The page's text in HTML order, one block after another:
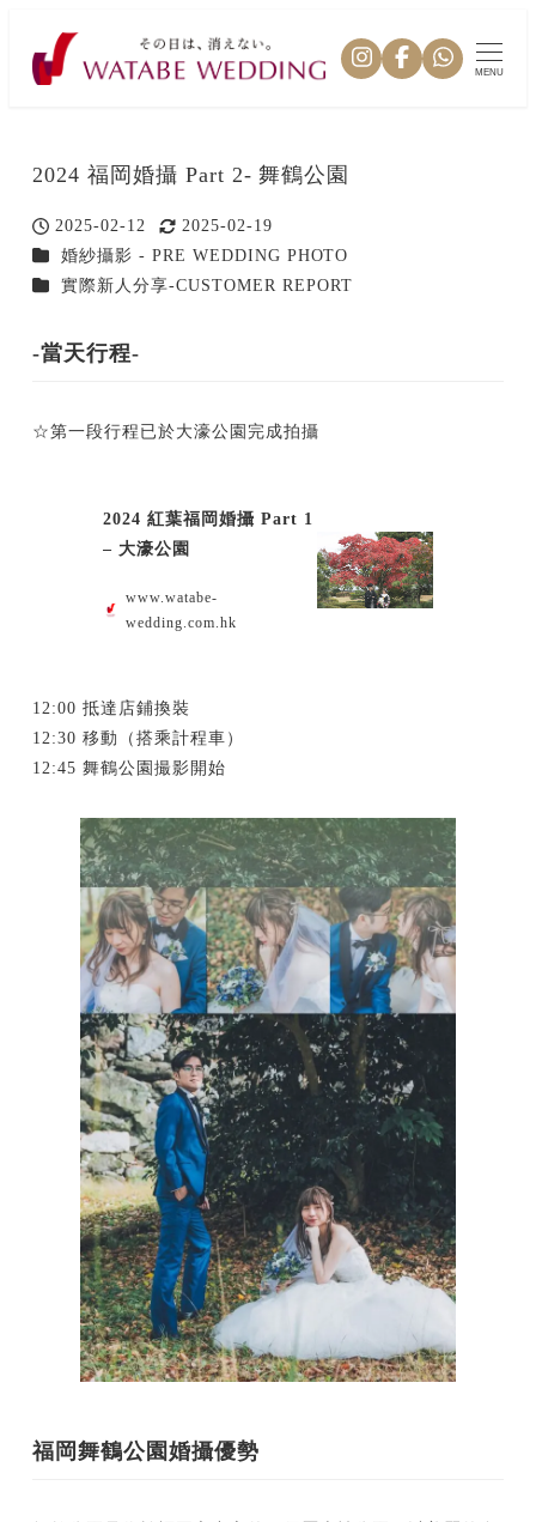
MENU
2024 福岡婚攝 Part 2- 舞鶴公園
投稿日
2025-02-12
更新日
2025-02-19
カテゴリー
婚紗攝影 - PRE WEDDING PHOTO
カテゴリー
實際新人分享-CUSTOMER REPORT
-當天行程-
☆第一段行程已於大濠公園完成拍攝
2024 紅葉福岡婚攝 Part 1
– 大濠公園
www.watabe-
wedding.com.hk
12:00 抵達店鋪換裝
12:30 移動（搭乘計程車）
12:45 舞鶴公園撮影開始
福岡舞鶴公園婚攝優勢